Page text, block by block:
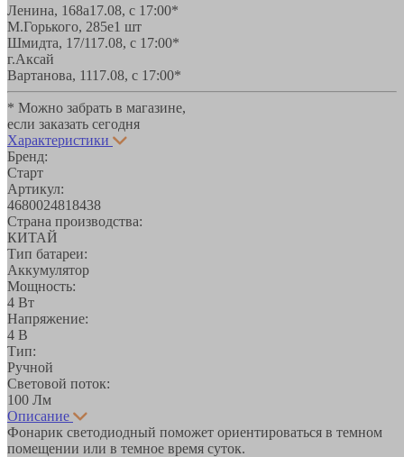
Ленина, 168а17.08, с 17:00*
М.Горького, 285е1 шт
Шмидта, 17/117.08, с 17:00*
г.Аксай
Вартанова, 1117.08, с 17:00*
* Можно забрать в магазине,
если заказать сегодня
Характеристики
Бренд:
Старт
Артикул:
4680024818438
Страна производства:
КИТАЙ
Тип батареи:
Аккумулятор
Мощность:
4 Вт
Напряжение:
4 В
Тип:
Ручной
Световой поток:
100 Лм
Описание
Фонарик светодиодный поможет ориентироваться в темном
помещении или в темное время суток.